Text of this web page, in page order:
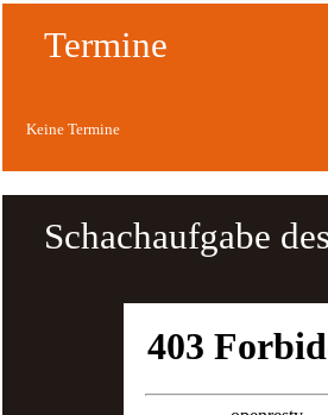
Termine
Keine Termine
Schachaufgabe